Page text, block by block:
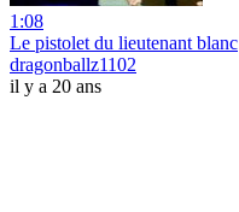
1:08
Le pistolet du lieutenant blanc
dragonballz1102
il y a 20 ans